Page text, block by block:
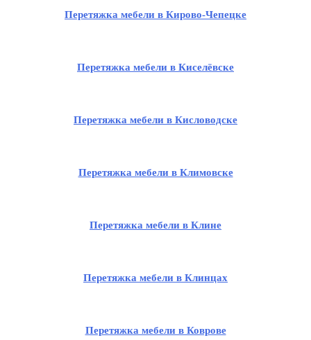
Перетяжка мебели в Кирово-Чепецке
Перетяжка мебели в Киселёвске
Перетяжка мебели в Кисловодске
Перетяжка мебели в Климовске
Перетяжка мебели в Клине
Перетяжка мебели в Клинцах
Перетяжка мебели в Коврове